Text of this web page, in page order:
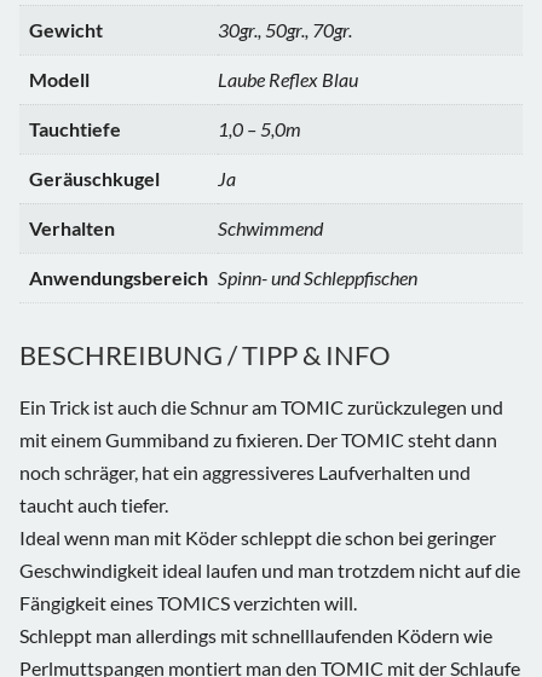
Gewicht 30gr., 50gr., 70gr.
Modell Laube Reflex Blau
Tauchtiefe 1,0 – 5,0m
Geräuschkugel Ja
Verhalten Schwimmend
Anwendungsbereich Spinn- und Schleppfischen
BESCHREIBUNG / TIPP & INFO
Ein Trick ist auch die Schnur am TOMIC zurückzulegen und
mit einem Gummiband zu fixieren. Der TOMIC steht dann
noch schräger, hat ein aggressiveres Laufverhalten und
taucht auch tiefer.
Ideal wenn man mit Köder schleppt die schon bei geringer
Geschwindigkeit ideal laufen und man trotzdem nicht auf die
Fängigkeit eines TOMICS verzichten will.
Schleppt man allerdings mit schnelllaufenden Ködern wie
Perlmuttspangen montiert man den TOMIC mit der Schlaufe